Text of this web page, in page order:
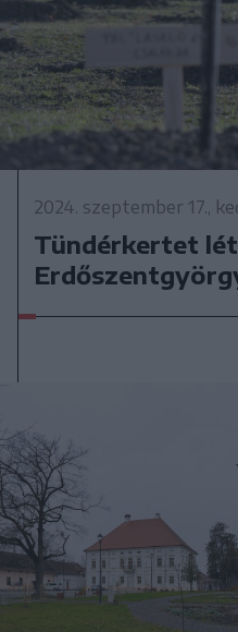
2024. szeptember 17.,
Tündérkertet